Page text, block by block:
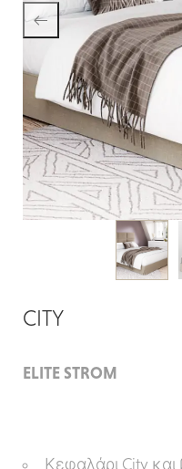
CITY
ELITE STROM
Κεφαλάρι City